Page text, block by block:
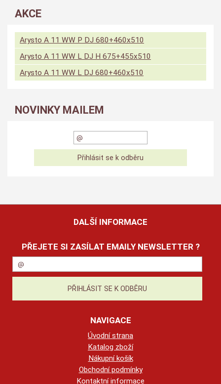
AKCE
Arysto A 11 WW P DJ 680+460x510
Arysto A 11 WW L DJ H 675+455x510
Arysto A 11 WW L DJ 680+460x510
NOVINKY MAILEM
DALŠÍ INFORMACE
PŘEJETE SI ZASÍLAT EMAILY NEWSLETTER ?
NAVIGACE
Úvodní strana
Katalog zboží
Nákupní košík
Obchodní podmínky
Kontaktní informace